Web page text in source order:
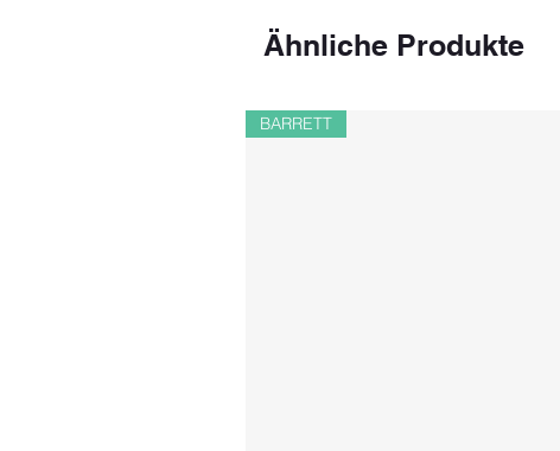
Ähnliche Produkte
BARRETT